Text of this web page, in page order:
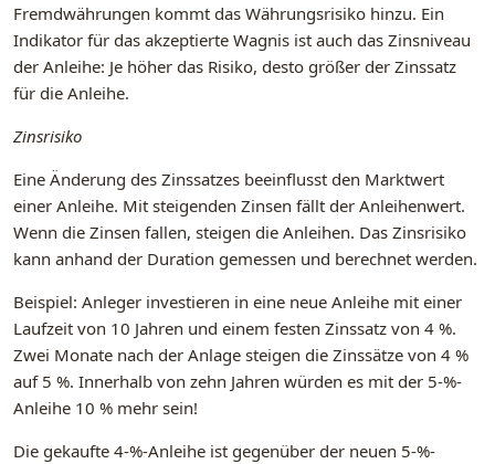
Fremdwährungen kommt das Währungsrisiko hinzu. Ein
Indikator für das akzeptierte Wagnis ist auch das Zinsniveau
der Anleihe: Je höher das Risiko, desto größer der Zinssatz
für die Anleihe.
Zinsrisiko
Eine Änderung des Zinssatzes beeinflusst den Marktwert
einer Anleihe. Mit steigenden Zinsen fällt der Anleihenwert.
Wenn die Zinsen fallen, steigen die Anleihen. Das Zinsrisiko
kann anhand der Duration gemessen und berechnet werden.
Beispiel: Anleger investieren in eine neue Anleihe mit einer
Laufzeit von 10 Jahren und einem festen Zinssatz von 4 %.
Zwei Monate nach der Anlage steigen die Zinssätze von 4 %
auf 5 %. Innerhalb von zehn Jahren würden es mit der 5-%-
Anleihe 10 % mehr sein!
Die gekaufte 4-%-Anleihe ist gegenüber der neuen 5-%-